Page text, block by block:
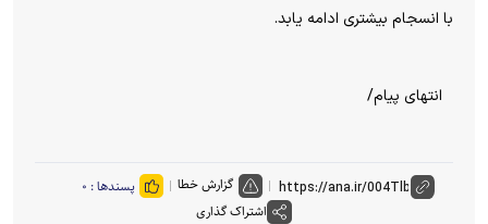
با انسجام بیشتری ادامه یابد.
انتهای پیام/
گزارش خطا پسندها : ۰
اشتراک گذاری